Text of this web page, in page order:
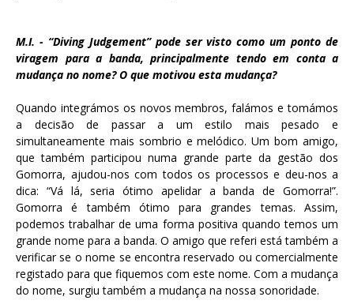
M.I. - “Diving Judgement” pode ser visto como um ponto de
viragem para a banda, principalmente tendo em conta a
mudança no nome? O que motivou esta mudança?
Quando integrámos os novos membros, falámos e tomámos
a decisão de passar a um estilo mais pesado e
simultaneamente mais sombrio e melódico. Um bom amigo,
que também participou numa grande parte da gestão dos
Gomorra, ajudou-nos com todos os processos e deu-nos a
dica: “Vá lá, seria ótimo apelidar a banda de Gomorra!”.
Gomorra é também ótimo para grandes temas. Assim,
podemos trabalhar de uma forma positiva quando temos um
grande nome para a banda. O amigo que referi está também a
verificar se o nome se encontra reservado ou comercialmente
registado para que fiquemos com este nome. Com a mudança
do nome, surgiu também a mudança na nossa sonoridade.